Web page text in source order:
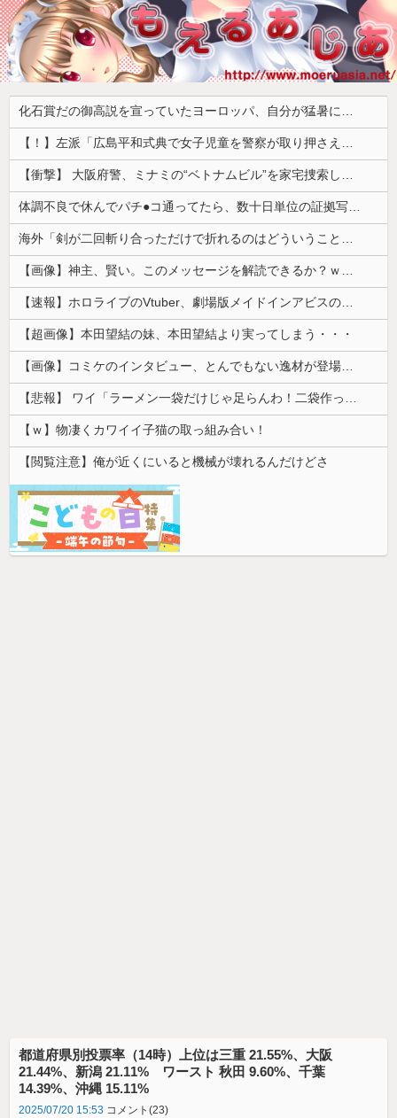
化石賞だの御高説を宣っていたヨーロッパ、自分が猛暑に襲われると為すすべべもなくダメージを受けてしまい……
【！】左派「広島平和式典で女子児童を警察が取り押さえて無理矢理、排除しました！」 → ネット特定班「女児？全学連のプロ活動家では？」
【衝撃】 大阪府警、ミナミの“ベトナムビル”を家宅捜索した結果・・・・・・
体調不良で休んでパチ●コ通ってたら、数十日単位の証拠写真撮られて会社クビになった
海外「剣が二回斬り合っただけで折れるのはどういうことなんだ」満点なのに二度と起動しない理由…
【画像】神主、賢い。このメッセージを解読できるか？ｗｗｗｗ
【速報】ホロライブのVtuber、劇場版メイドインアビスの主題歌決定wwwwwwwwww
【超画像】本田望結の妹、本田望結より実ってしまう・・・
【画像】コミケのインタビュー、とんでもない逸材が登場ｗｗｗｗｗｗ 【Pickup07092041】
【悲報】 ワイ「ラーメン一袋だけじゃ足らんわ！二袋作ったろ！」→結果ｗｗｗ
【ｗ】物凄くカワイイ子猫の取っ組み合い！
【閲覧注意】俺が近くにいると機械が壊れるんだけどさ
都道府県別投票率（14時）上位は三重 21.55%、大阪
21.44%、新潟 21.11% ワースト 秋田 9.60%、千葉
14.39%、沖縄 15.11%
2025/07/20 15:53 コメント(23)